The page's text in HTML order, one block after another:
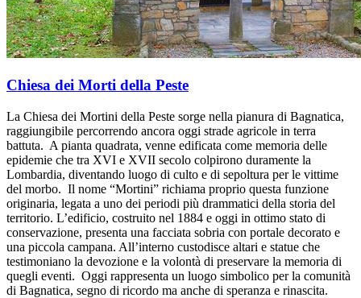
Chiesa dei Morti della Peste
La Chiesa dei Mortini della Peste sorge nella pianura di Bagnatica,
raggiungibile percorrendo ancora oggi strade agricole in terra
battuta. A pianta quadrata, venne edificata come memoria delle
epidemie che tra XVI e XVII secolo colpirono duramente la
Lombardia, diventando luogo di culto e di sepoltura per le vittime
del morbo. Il nome “Mortini” richiama proprio questa funzione
originaria, legata a uno dei periodi più drammatici della storia del
territorio. L’edificio, costruito nel 1884 e oggi in ottimo stato di
conservazione, presenta una facciata sobria con portale decorato e
una piccola campana. All’interno custodisce altari e statue che
testimoniano la devozione e la volontà di preservare la memoria di
quegli eventi. Oggi rappresenta un luogo simbolico per la comunità
di Bagnatica, segno di ricordo ma anche di speranza e rinascita.